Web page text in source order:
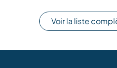
Voir la liste